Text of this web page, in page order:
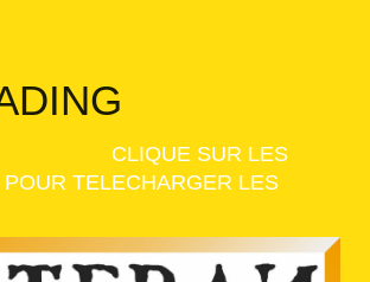
CLIQUE SUR LES
TELECHARGER LES